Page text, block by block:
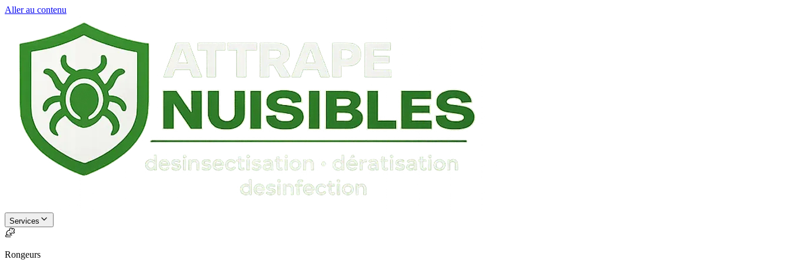
Aller au contenu
Services
Rongeurs